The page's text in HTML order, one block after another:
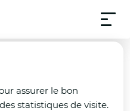
assurer le bon
statistiques de visite.
Consulter
le plan
Rouge
|
Menu